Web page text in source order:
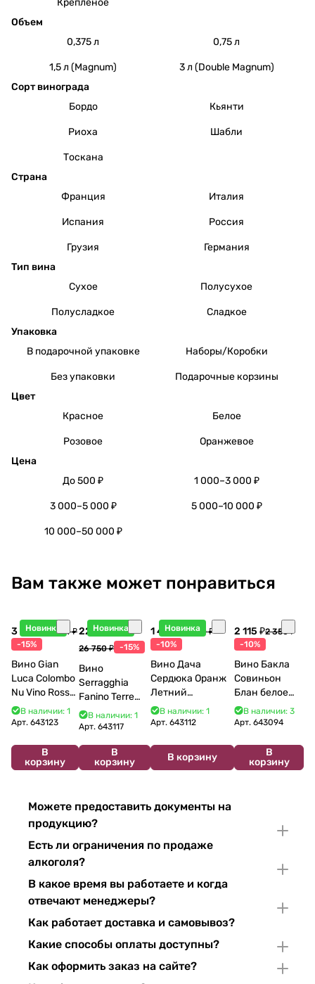
Объем
0,375 л
0,75 л
1,5 л (Magnum)
3 л (Double Magnum)
Сорт винограда
Бордо
Кьянти
Риоха Шабли
Тоскана
Страна
Франция
Италия
Испания Россия
Грузия
Германия
Тип вина
Сухое
Полусухое
Полусладкое
Сладкое
Упаковка
В подарочной упаковке
Наборы/Коробки
Без упаковки
Подарочные корзины
Цвет
Красное
Белое
Розовое
Оранжевое
Цена
До 500 ₽
1 000–3 000 ₽
3 000–5 000 ₽ 5 000–10 000 ₽
10 000–50 000 ₽
Вам также может понравиться
Новинка
3 998 ₽4 704 ₽
-15%
Вино Gian
Luca Colombo
Nu Vino Rosso
2025 750 мл
В наличии: 1
Арт. 643123
В
корзину
Новинка
22 738 ₽
26 750 ₽ -15%
Вино
Serragghia
Fanino Terre
Siciliane IGP
2022 750 мл
В наличии: 1
Арт.643117
В
корзину
Новинка
1 440 ₽1 600 ₽
-10%
Вино Дача
Сердюка Оранж
Летний
Сибирьковый
2024 750 мл
В наличии: 1
Арт. 643112
В корзину
2 115 ₽2 350 ₽
-10%
Вино Бакла
Совиньон
Блан белое
сухое 750 мл
12%
В наличии: 3
Арт.643094
В
корзину
Можете предоставить документы на
продукцию?
Есть ли ограничения по продаже
алкоголя?
В какое время вы работаете и когда
отвечают менеджеры?
Как работает доставка и самовывоз?
Какие способы оплаты доступны?
Как оформить заказ на сайте?